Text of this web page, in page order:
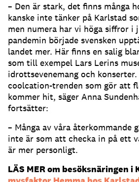
– Den är stark, det finns många
kanske inte tänker på Karlstad
men numera har vi höga siffror i
pandemin började svensken
landet mer. Här finns en salig
som till exempel Lars Lerins
idrottsevenemang och konserter.
coolcation-trenden som gör att
kommer hit, säger Anna
fortsätter:
– Många av våra återkommande
inte är som att checka in på ett
är mer personligt.
LÄS MER om besöksnäringen i